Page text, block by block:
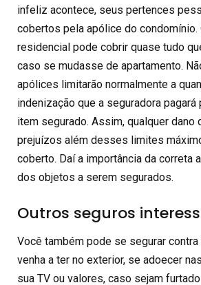
infeliz acontece, seus pertences
cobertos pela apólice do condomínio.
residencial pode cobrir quase tudo
caso se mudasse de apartamento.
apólices limitarão normalmente a
indenização que a seguradora
item segurado. Assim, qualquer dano
prejuízos além desses limites
coberto. Daí a importância da correta
dos objetos a serem segurados.
Outros seguros
Você também pode se segurar
venha a ter no exterior, se adoecer
sua TV ou valores, caso sejam